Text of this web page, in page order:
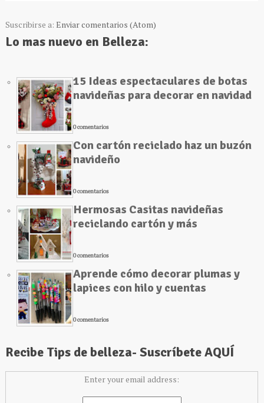
Suscribirse a: Enviar comentarios (Atom)
Lo mas nuevo en Belleza:
15 Ideas espectaculares de botas
navideñas para decorar en navidad
0 comentarios
Con cartón reciclado haz un buzón
navideño
0 comentarios
Hermosas Casitas navideñas
reciclando cartón y más
0 comentarios
Aprende cómo decorar plumas y
lapices con hilo y cuentas
0 comentarios
Recibe Tips de belleza- Suscríbete AQUÍ
Enter your email address: